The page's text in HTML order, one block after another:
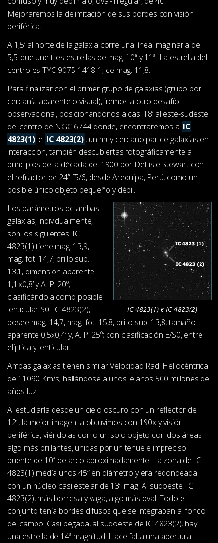
Mejoraremos la delimitación de sus bordes con visión
periférica.
A 1,5’ al norte de la galaxia corre una línea imaginaria de
5,5’ que une tres estrellas de mag. 10ª y 11ª. La estrella del
centro es TYC 9075-1418-1, de mag. 11,8.
Para finalizar con el primer grupo de galaxias (grupo por
cercanía aparente o visual), iremos a otro desafío
observacional, posicionándonos a casi 18’ al este-sudeste
del centro de NGC 6744 donde, encontraremos a IC
4823(1) e IC 4823(2), un muy cercano par de galaxias en
interacción, también descubiertas fotográficamente a
principios de la década del 1900 por DeLisle Stewart con
el refractor de 24” f5/6, desde Arequipa, Perú, como un
posible único objeto pequeño y débil.
IC 4823(1) e IC 4823(2)
Los parámetros de ambas
galaxias, individualmente,
son los siguientes: IC
4823(1) tiene mag. 13,9,
mag. fot. 14,7, brillo sup.
13,1, dimensión aparente
1,1’x0,8’ y A. P. 20º;
clasificándola como posible
lenticular S0. IC 4823(2),
posee mag. 14,7, mag. fot. 15,8, brillo sup. 13,8, tamaño
aparente 0,5x0,4’ y, A. P. 25º; con clasificación E/S0, entre
elíptica y lenticular.
Ambas galaxias tienen similar Velocidad Rad. Heliocéntrica
de 11090 Km/s; hallándose a unos lejanos 500 millones de
años luz.
Al estudiarla desde un cielo oscuro con un reflector de
12”, la mejor imagen la obtuvimos con 190x y visión
periférica, viéndolas como un solo objeto con dos áreas
algo más brillantes, unidas por un tenue e impreciso
puente de 10” de arco aproximadamente. La zona de IC
4823(1) medía unos 45” en diámetro y era redondeada
con un núcleo casi estelar de 13ª mag. Al sudoeste, IC
4823(2), más borrosa y vaga, algo más oval. Todo el
conjunto tenía bordes difusos que se integraban al fondo
del campo. Casi pegada, al sudoeste de IC 4823(2), hay
una estrella de 14ª magnitud. Hace falta una apertura